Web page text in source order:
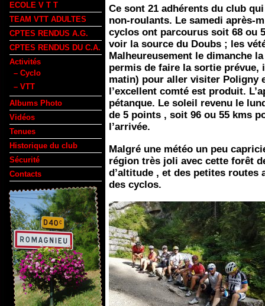
ECOLE V T T
TEAM VTT ADULTES
CPTES RENDUS A.G.
CPTES RENDUS DU C.A.
Activités
– Cyclo
– VTT
Albums Photo
Vidéos
Tenues
Historique du club
Sécurité
Contacts
Ce sont 21 adhérents du club
non-roulants. Le samedi après-
cyclos ont parcourus soit 68 ou
voir la source du Doubs ; les
Malheureusement le dimanche
permis de faire la sortie
matin) pour aller visiter Poligny
l’excellent comté est produit.
pétanque. Le soleil revenu le
de 5 points , soit 96 ou 55 kms
l’arrivée.
Malgré une météo un peu
région très joli avec cette forêt
d’altitude , et des petites
des cyclos.